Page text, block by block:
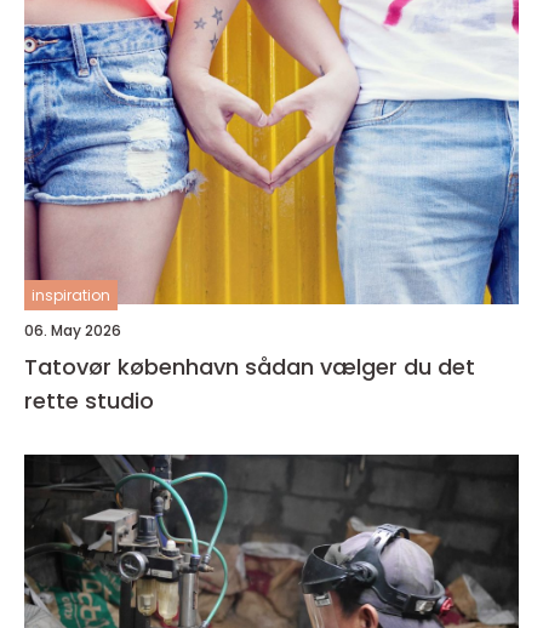
inspiration
06. May 2026
Tatovør københavn sådan vælger du det
rette studio